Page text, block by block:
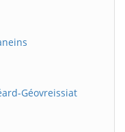
Géovreissiat